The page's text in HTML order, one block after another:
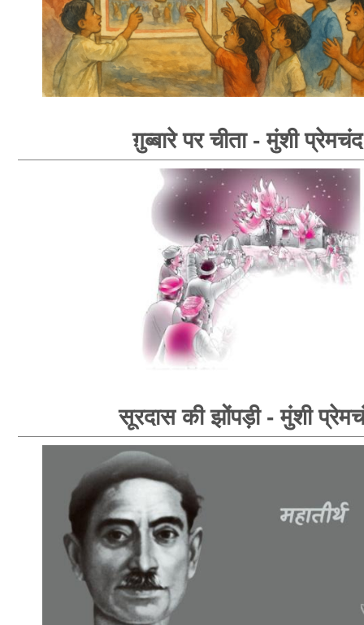
ग़ुब्बारे पर चीता - मुंशी प्रेमचंद
सूरदास की झोंपड़ी - मुंशी